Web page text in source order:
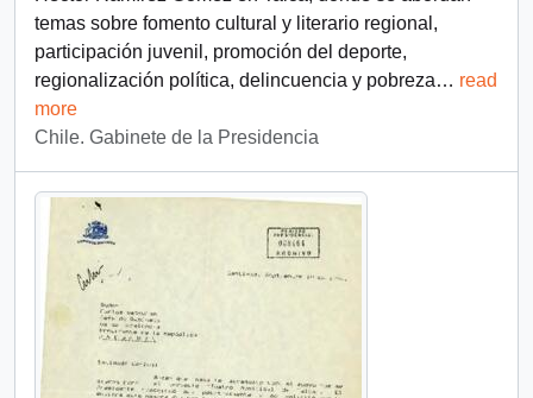
temas sobre fomento cultural y literario regional,
participación juvenil, promoción del deporte,
regionalización política, delincuencia y pobreza… read
more
Chile. Gabinete de la Presidencia